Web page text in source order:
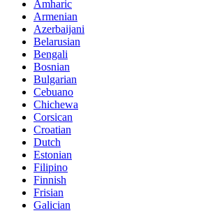
Amharic
Armenian
Azerbaijani
Belarusian
Bengali
Bosnian
Bulgarian
Cebuano
Chichewa
Corsican
Croatian
Dutch
Estonian
Filipino
Finnish
Frisian
Galician